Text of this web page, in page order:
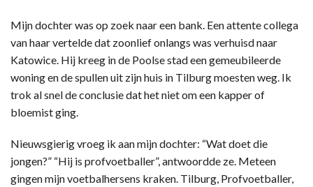
Mijn dochter was op zoek naar een bank. Een attente collega
van haar vertelde dat zoonlief onlangs was verhuisd naar
Katowice. Hij kreeg in de Poolse stad een gemeubileerde
woning en de spullen uit zijn huis in Tilburg moesten weg. Ik
trok al snel de conclusie dat het niet om een kapper of
bloemist ging.
Nieuwsgierig vroeg ik aan mijn dochter: “Wat doet die
jongen?” “Hij is profvoetballer”, antwoordde ze. Meteen
gingen mijn voetbalhersens kraken. Tilburg, Profvoetballer,